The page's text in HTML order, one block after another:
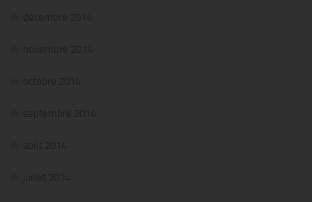
décembre 2014
novembre 2014
octobre 2014
septembre 2014
août 2014
juillet 2014